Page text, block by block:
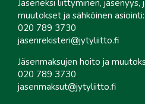
Jäseneksi liittyminen, jäsenyys,
muutokset ja sähköinen asiointi:
020 789 3730
jasenrekisteri@jytyliitto.fi
Jäsenmaksujen hoito ja
020 789 3730
jasenmaksut@jytyliitto.fi